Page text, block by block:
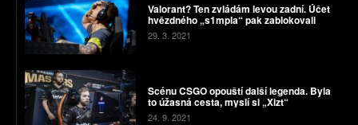
Valorant? Ten zvládám levou zadní. Účet
hvězdného „s1mpla“ pak zablokovali
29. 3. 2021
Scénu CSGO opouští další legenda. Byla
to úžasná cesta, myslí si „Xizt“
24. 9. 2021